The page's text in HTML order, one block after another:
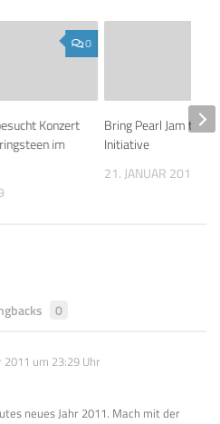
0
Konzert
im
Bring Pearl Jam to
Initiative
21. JANUAR 2014
0
2011 um 23:29 Uhr
neues Jahr 2011. Mach mit der